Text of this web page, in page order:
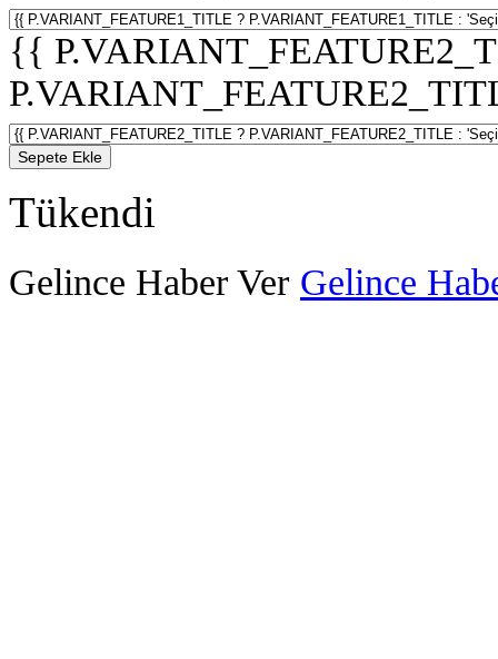
{{
Sepete Ekle
Tükendi
Gelince Haber Ver Gelince